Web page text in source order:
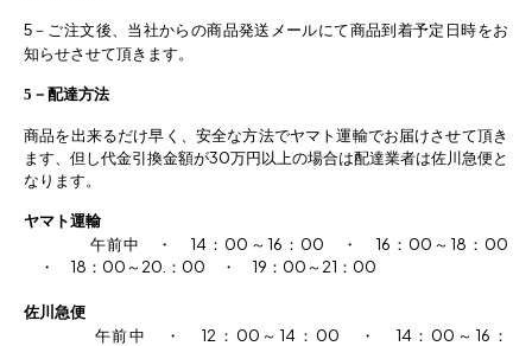
5 －ご注文後、当社からの商品発送メールにて商品到着予定日時をお
知らせさせて頂きます。
5 －配達方法
商品を出来るだけ早く、安全な方法でヤマト運輸でお届けさせて頂き
ます、但し代金引換金額が30万円以上の場合は配達業者は佐川急便と
なります。
ヤマト運輸
午前中 ・ 14：00～16：00 ・ 16：00～18：00
・ 18：00～20.：00 ・ 19：00～21：00
佐川急便
午前中 ・ 12：00～14：00 ・ 14：00～16：